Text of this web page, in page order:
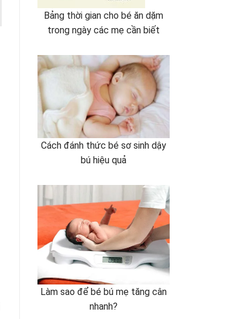
Bảng thời gian cho bé ăn dặm
trong ngày các mẹ cần biết
Cách đánh thức bé sơ sinh dậy
bú hiệu quả
Làm sao để bé bú mẹ tăng cân
nhanh?